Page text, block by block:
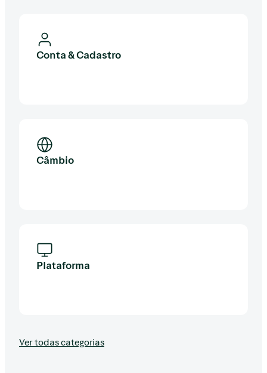
Conta & Cadastro
Câmbio
Plataforma
Ver todas categorias